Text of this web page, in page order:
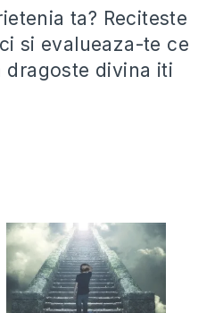
ta? Reciteste
si evalueaza-te ce
dragoste divina iti